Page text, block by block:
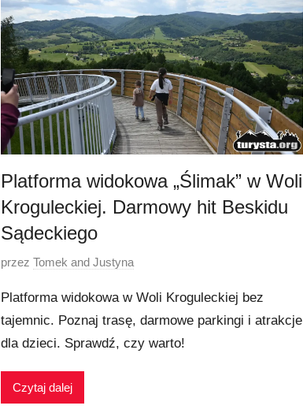
p
c
a
2
0
2
6
Platforma widokowa „Ślimak” w Woli
Kroguleckiej. Darmowy hit Beskidu
Sądeckiego
O
u
b
l
o
przezTomek and Justyna
Platforma widokowa w Woli Kroguleckiej bez
tajemnic. Poznaj trasę, darmowe parkingi i atrakcje
dla dzieci. Sprawdź, czy warto!
Czytaj dalej